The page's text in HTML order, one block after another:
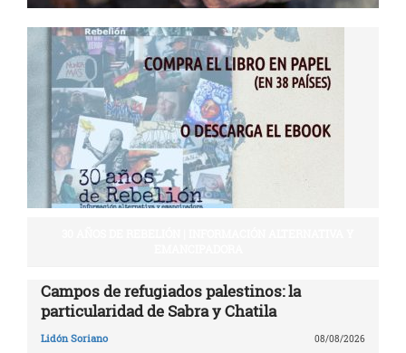
Campos de refugiados palestinos: la
particularidad de Sabra y Chatila
Lidón Soriano 08/08/2026